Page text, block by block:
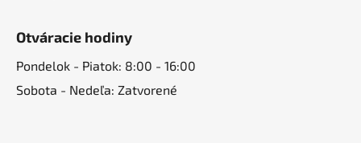
Otváracie hodiny
Pondelok - Piatok: 8:00 - 16:00
Sobota - Nedeľa: Zatvorené